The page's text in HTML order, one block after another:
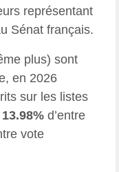
représentant
Sénat français.
plus) sont
en 2026
sur les listes
13.98% d’entre
vote